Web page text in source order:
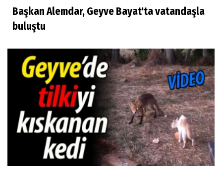
Başkan Alemdar, Geyve Bayat'ta vatandaşla
buluştu